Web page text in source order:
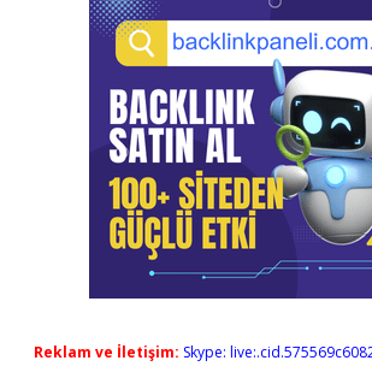
Reklam ve İletişim: Skype: